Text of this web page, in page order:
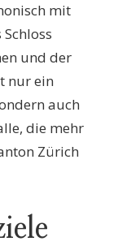
mit
und der
nur ein
auch
die mehr
Zürich